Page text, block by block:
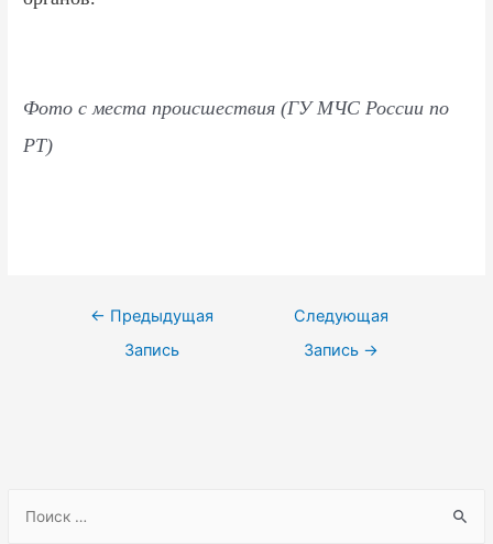
Фото с места происшествия (ГУ МЧС России по
РТ)
Навигация
← Предыдущая
Запись
Следующая
Запись →